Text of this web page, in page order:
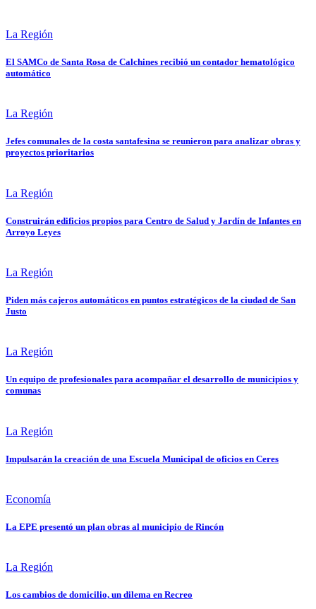
La Región
El SAMCo de Santa Rosa de Calchines recibió un contador hematológico
automático
La Región
Jefes comunales de la costa santafesina se reunieron para analizar obras y
proyectos prioritarios
La Región
Construirán edificios propios para Centro de Salud y Jardín de Infantes en
Arroyo Leyes
La Región
Piden más cajeros automáticos en puntos estratégicos de la ciudad de San
Justo
La Región
Un equipo de profesionales para acompañar el desarrollo de municipios y
comunas
La Región
Impulsarán la creación de una Escuela Municipal de oficios en Ceres
Economía
La EPE presentó un plan obras al municipio de Rincón
La Región
Los cambios de domicilio, un dilema en Recreo